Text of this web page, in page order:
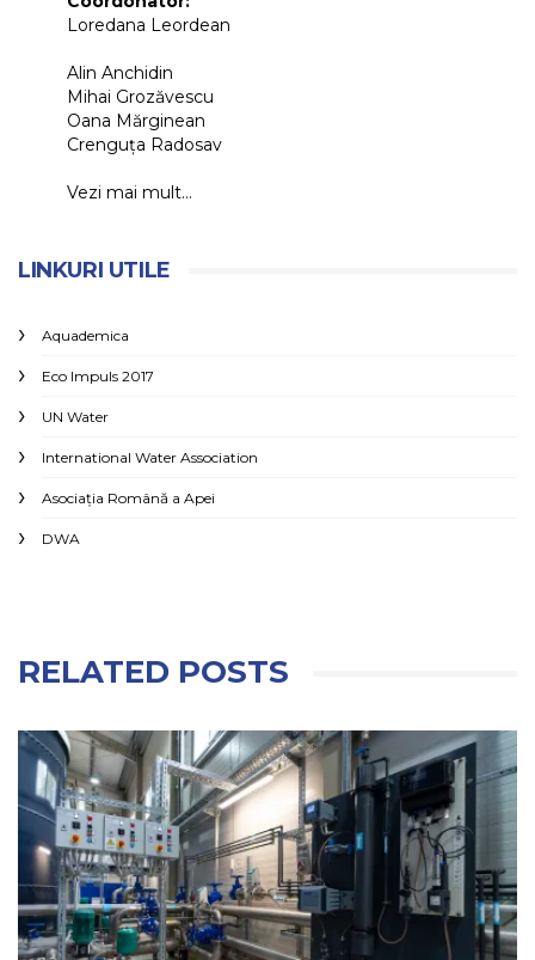
Loredana Leordean
Alin Anchidin
Mihai Grozăvescu
Oana Mărginean
Crenguța Radosav
Vezi mai mult...
LINKURI UTILE
Aquademica
Eco Impuls 2017
UN Water
International Water Association
Asociaţia Română a Apei
DWA
RELATED POSTS